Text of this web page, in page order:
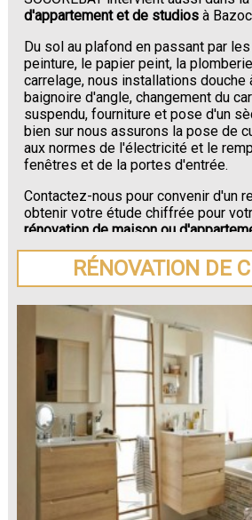
d'appartement et de studios à
Du sol au plafond en passant par
peinture, le papier peint, la
carrelage, nous installations douche
baignoire d'angle, changement du
suspendu, fourniture et pose d'un
bien sur nous assurons la pose de
aux normes de l'électricité et le
fenêtres et de la portes d'entrée.
Contactez-nous pour convenir d'un
obtenir votre étude chiffrée pour
rénovation de maison ou
Bazoches-au-Houlme.
RÉNOVATION DE